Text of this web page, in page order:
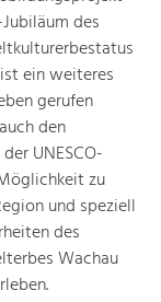
des
ein weiteres
gerufen
den
UNESCO-
zu
und speziell
des
Wachau